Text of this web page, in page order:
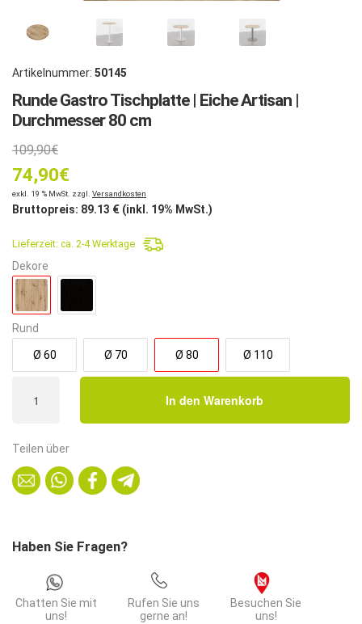
Artikelnummer: 50145
Runde Gastro Tischplatte | Eiche Artisan |
Durchmesser 80 cm
109,90€Ursprünglicher
Preis
war:
109,90€
74,90€
Aktueller
Preis
ist:
74,90€.
exkl. 19 % MwSt. zzgl. Versandkosten
Bruttopreis: 89.13 € (inkl. 19% MwSt.)
Lieferzeit: ca. 2-4 Werktage
Dekore
Rund
Ø 60 Ø 70 Ø 80 Ø 110
Gastro
|
Artisan
cm
In den Warenkorb
Teilen über
Haben Sie Fragen?
Chatten Sie mit
uns!
Rufen Sie uns
gerne an!
Besuchen Sie
uns!